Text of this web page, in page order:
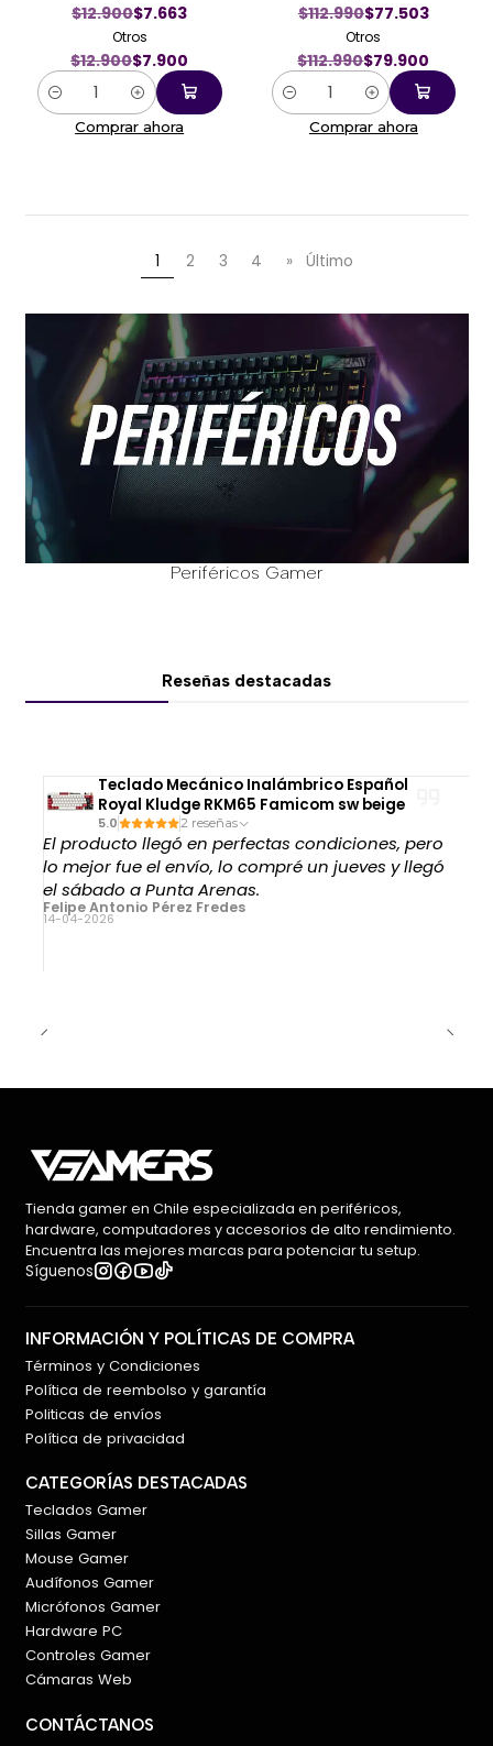
$12.900$7.663
Otros
$12.900$7.900
Cantidad
Comprar ahora
$112.990$77.503
Otros
$112.990$79.900
Cantidad
Comprar ahora
1 2 3 4 » Último
Periféricos Gamer
Reseñas destacadas
Teclado Mecánico Inalámbrico Español
Royal Kludge RKM65 Famicom sw beige
5.0 2 reseñas
El producto llegó en perfectas condiciones, pero
lo mejor fue el envío, lo compré un jueves y llegó
el sábado a Punta Arenas.
Felipe Antonio Pérez Fredes
14-04-2026
Tienda gamer en Chile especializada en periféricos,
hardware, computadores y accesorios de alto rendimiento.
Encuentra las mejores marcas para potenciar tu setup.
Síguenos
INFORMACIÓN Y POLÍTICAS DE COMPRA
Términos y Condiciones
Política de reembolso y garantía
Politicas de envíos
Política de privacidad
CATEGORÍAS DESTACADAS
Teclados Gamer
Sillas Gamer
Mouse Gamer
Audífonos Gamer
Micrófonos Gamer
Hardware PC
Controles Gamer
Cámaras Web
CONTÁCTANOS